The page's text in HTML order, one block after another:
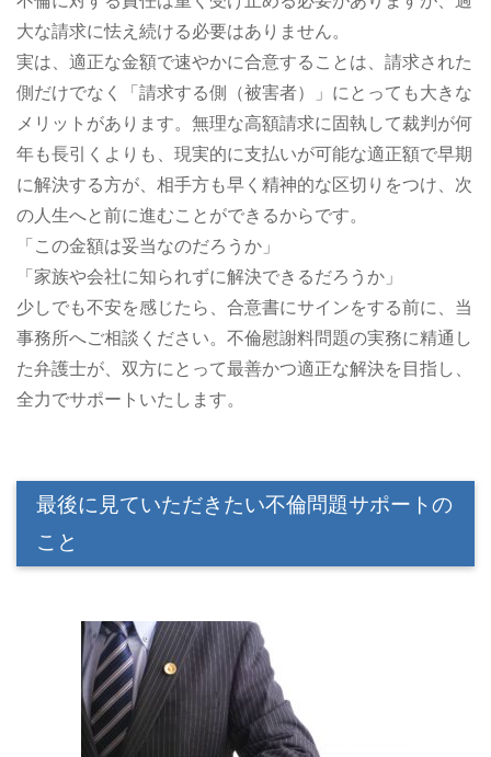
大な請求に怯え続ける必要はありません。
実は、適正な金額で速やかに合意することは、請求された
側だけでなく「請求する側（被害者）」にとっても大きな
メリットがあります。無理な高額請求に固執して裁判が何
年も長引くよりも、現実的に支払いが可能な適正額で早期
に解決する方が、相手方も早く精神的な区切りをつけ、次
の人生へと前に進むことができるからです。
「この金額は妥当なのだろうか」
「家族や会社に知られずに解決できるだろうか」
少しでも不安を感じたら、合意書にサインをする前に、当
事務所へご相談ください。不倫慰謝料問題の実務に精通し
た弁護士が、双方にとって最善かつ適正な解決を目指し、
全力でサポートいたします。
最後に見ていただきたい不倫問題サポートの
こと